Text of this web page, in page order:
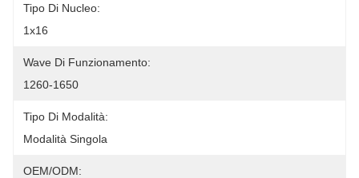
Tipo Di Nucleo:
1x16
Wave Di Funzionamento:
1260-1650
Tipo Di Modalità:
Modalità Singola
OEM/ODM: